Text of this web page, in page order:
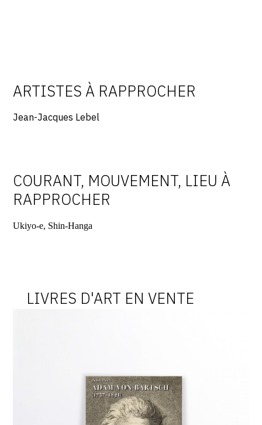
ARTISTES À RAPPROCHER
Jean-Jacques Lebel
COURANT, MOUVEMENT, LIEU À
RAPPROCHER
Ukiyo-e, Shin-Hanga
LIVRES D'ART EN VENTE